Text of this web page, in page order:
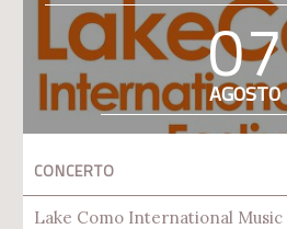
07
AGOSTO
CONCERTO
Lake Como International Music